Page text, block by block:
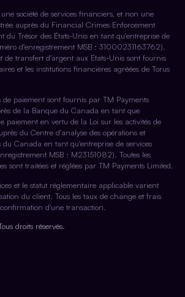
société de services financiers, et non une
auprès du Financial Crimes Enforcement
du Trésor des États-Unis en tant qu'entreprise de
d'enregistrement MSB : 31000231163762).
de transfert d'argent aux États-Unis sont fournis
et les institutions financières agréées de Torus
de paiement sont fournis par TM Payments
de la Banque du Canada en tant que
paiement en vertu de la Loi sur les activités de
du Centre d'analyse des opérations et
Canada en tant qu'entreprise de services
MSB : M23151082). Toutes les
sont traitées et réglées par TM Payments Limited.
et le statut réglementaire applicable varient
du client. Tous les taux de change et frais
d'une transaction.
droits réservés.